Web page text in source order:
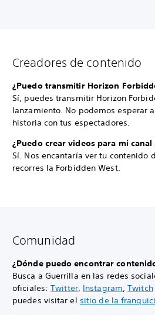
Creadores de contenido
¿Puedo transmitir Horizon
Sí, puedes transmitir Horizon
lanzamiento. No podemos esperar
historia con tus espectadores.
¿Puedo crear videos para mi canal
Sí. Nos encantaría ver tu contenido
recorres la Forbidden West.
Comunidad
¿Dónde puedo encontrar
Busca a Guerrilla en las redes
oficiales:Twitter, Instagram,Twitch
puedes visitar el sitio de la